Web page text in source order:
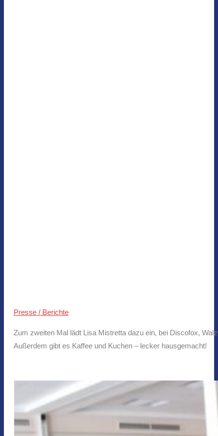
Presse / Berichte
Zum zweiten Mal lädt Lisa Mistretta dazu ein, bei Discofox,
Außerdem gibt es Kaffee und Kuchen – lecker hausgemacht!